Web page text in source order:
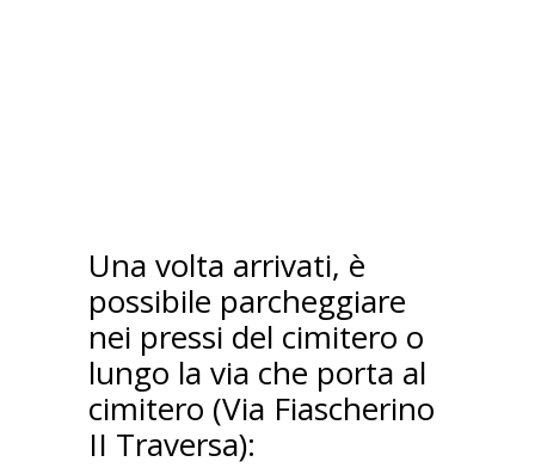
Una volta arrivati, è
possibile parcheggiare
nei pressi del cimitero o
lungo la via che porta al
cimitero (Via Fiascherino
II Traversa):